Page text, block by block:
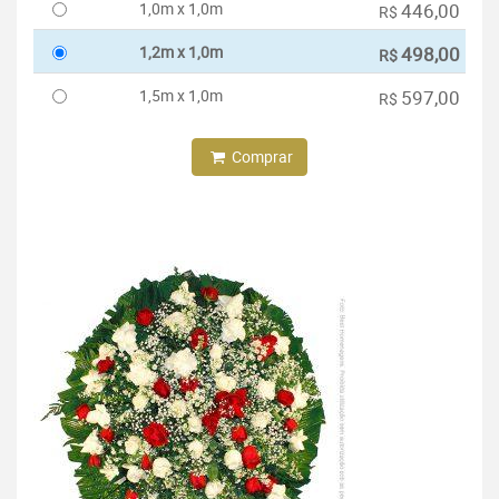
1,0m x 1,0m R$ 446,00
1,2m x 1,0m R$498,00
1,5m x 1,0m R$ 597,00
Comprar